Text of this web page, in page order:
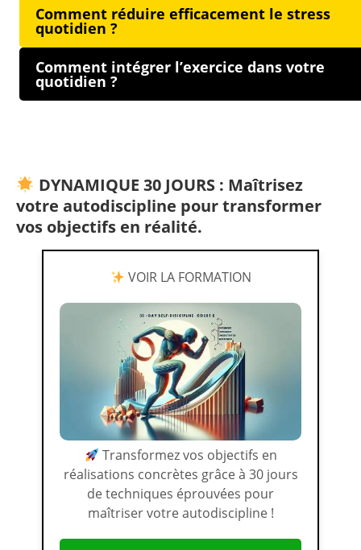
Comment réduire efficacement le stress
quotidien ?
Comment intégrer l’exercice dans votre
quotidien ?
DYNAMIQUE 30 JOURS : Maîtrisez
votre autodiscipline pour transformer
vos objectifs en réalité.
VOIR LA FORMATION
Transformez vos objectifs en
réalisations concrètes grâce à 30 jours
de techniques éprouvées pour
maîtriser votre autodiscipline !